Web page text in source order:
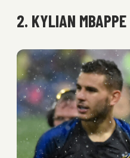
2. KYLIAN MBAPPE